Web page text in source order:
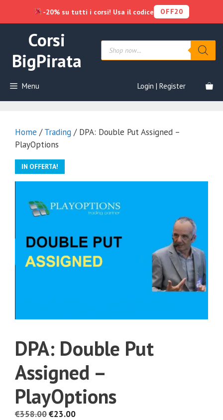
contenuto
Corsi
BigPirata
Products
search
Menu Login | Register
Home /Trading / DPA: Double Put Assigned –
PlayOptions
IN OFFERTA!
DPA: Double Put
Assigned –
PlayOptions
€358.00Il
€23.00Il
-20% su tutti i corsi! Usa il codice OFF20